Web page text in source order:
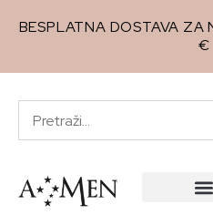
BESPLATNA DOSTAVA
€